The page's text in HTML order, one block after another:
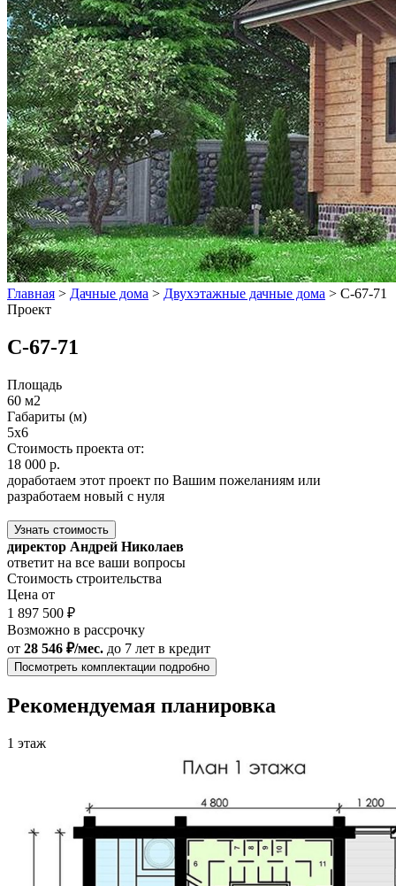
Главная > Дачные дома > Двухэтажные дачные дома > С-67-71
Проект
С-67-71
Площадь
60 м2
Габариты (м)
5x6
Стоимость проекта от:
18 000 р.
доработаем этот проект по Вашим пожеланиям или
разработаем новый с нуля
Узнать стоимость
директор Андрей Николаев
ответит на все ваши вопросы
Стоимость строительства
Цена от
1 897 500 ₽
Возможно в рассрочку
от 28 546 ₽/мес. до 7 лет в кредит
Посмотреть комплектации подробно
Рекомендуемая планировка
1 этаж